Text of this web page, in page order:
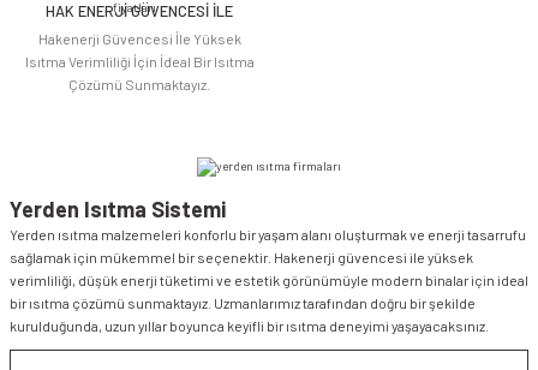
HAK ENERJİ GÜVENCESİ İLE
Hakenerji Güvencesi İle Yüksek
Isıtma Verimliliği İçin İdeal Bir Isıtma
Çözümü Sunmaktayız.
Yerden Isıtma Sistemi
Yerden ısıtma malzemeleri konforlu bir yaşam alanı oluşturmak ve enerji tasarrufu
sağlamak için mükemmel bir seçenektir. Hakenerji güvencesi ile yüksek
verimliliği, düşük enerji tüketimi ve estetik görünümüyle modern binalar için ideal
bir ısıtma çözümü sunmaktayız. Uzmanlarımız tarafından doğru bir şekilde
kurulduğunda, uzun yıllar boyunca keyifli bir ısıtma deneyimi yaşayacaksınız.